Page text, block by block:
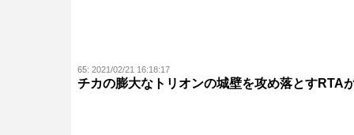
65: 2021/02/21 16:18:17
チカの膨大なトリオンの城壁を攻め落とすRTA